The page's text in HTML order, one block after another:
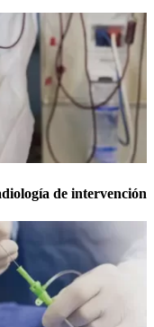
de intervención